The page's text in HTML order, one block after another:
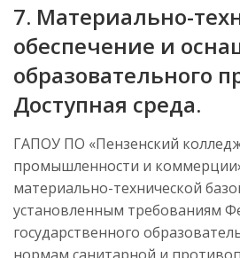
7. Материально-
обеспечение и
образовательного
Доступная среда.
ГАПОУ ПО «Пензенский
промышленности и
материально-технической
установленным требованиям
государственного